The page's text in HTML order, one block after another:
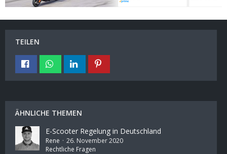
TEILEN
ÄHNLICHE THEMEN
E-Scooter Regelung in Deutschland
Rene
26. November 2020
Rechtliche Fragen